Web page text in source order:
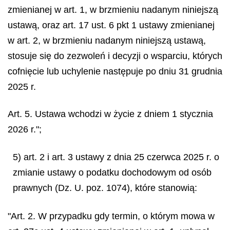
zmienianej w art. 1, w brzmieniu nadanym niniejszą
ustawą, oraz art. 17 ust. 6 pkt 1 ustawy zmienianej
w art. 2, w brzmieniu nadanym niniejszą ustawą,
stosuje się do zezwoleń i decyzji o wsparciu, których
cofnięcie lub uchylenie następuje po dniu 31 grudnia
2025 r.
Art. 5. Ustawa wchodzi w życie z dniem 1 stycznia
2026 r.";
5) art. 2 i art. 3 ustawy z dnia 25 czerwca 2025 r. o
zmianie ustawy o podatku dochodowym od osób
prawnych (Dz. U. poz. 1074), które stanowią:
"Art. 2. W przypadku gdy termin, o którym mowa w